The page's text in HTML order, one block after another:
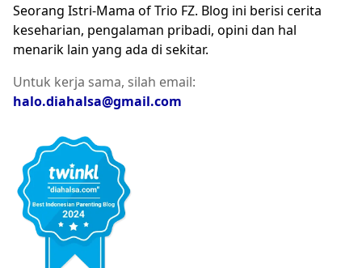
Seorang Istri-Mama of Trio FZ. Blog ini berisi cerita
keseharian, pengalaman pribadi, opini dan hal
menarik lain yang ada di sekitar.
Untuk kerja sama, silah email:
halo.diahalsa@gmail.com